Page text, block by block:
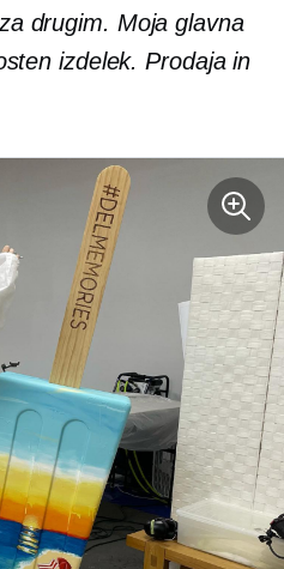
drugim. Moja glavna
izdelek. Prodaja in